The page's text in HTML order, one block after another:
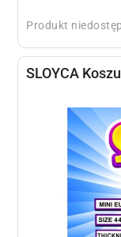
Produkt
SLOYCA